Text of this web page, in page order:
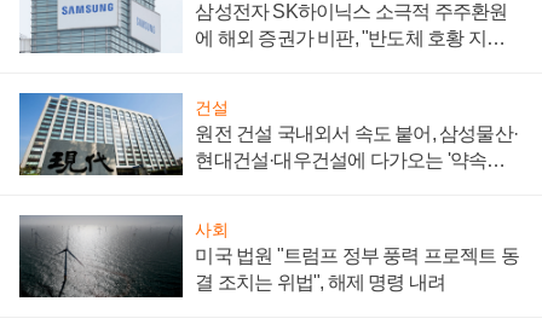
삼성전자 SK하이닉스 소극적 주주환원
에 해외 증권가 비판, "반도체 호황 지속
건설
원전 건설 국내외서 속도 붙어, 삼성물산·
현대건설·대우건설에 다가오는 '약속의
사회
미국 법원 "트럼프 정부 풍력 프로젝트 동
결 조치는 위법", 해제 명령 내려